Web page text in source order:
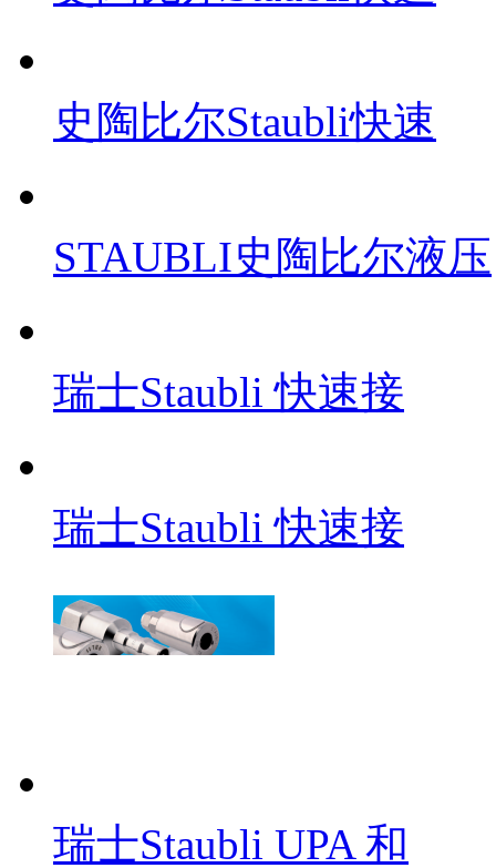
史陶比尔Staubli快速
STAUBLI史陶比尔液压
瑞士Staubli 快速接
瑞士Staubli 快速接
瑞士Staubli UPA 和